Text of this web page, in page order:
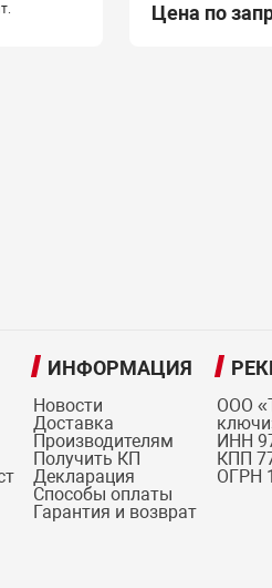
Цена по
ИНФОРМАЦИЯ
Новости
Доставка
Производителям
Получить КП
Декларация
Способы оплаты
Гарантия и возврат
ООО
ИНН
КПП
ОГРН